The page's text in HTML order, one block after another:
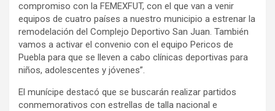
compromiso con la FEMEXFUT, con el que van a venir
equipos de cuatro países a nuestro municipio a estrenar la
remodelación del Complejo Deportivo San Juan. También
vamos a activar el convenio con el equipo Pericos de
Puebla para que se lleven a cabo clínicas deportivas para
niños, adolescentes y jóvenes”.
El munícipe destacó que se buscarán realizar partidos
conmemorativos con estrellas de talla nacional e